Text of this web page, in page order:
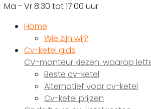
Ma - Vr 8:30 tot 17:00 uur
Home
Wie zijn wij?
Cv-ketel gids
CV-monteur kiezen: waarop
Beste cv-ketel
Alternatief voor cv-ketel
Cv-ketel prijzen